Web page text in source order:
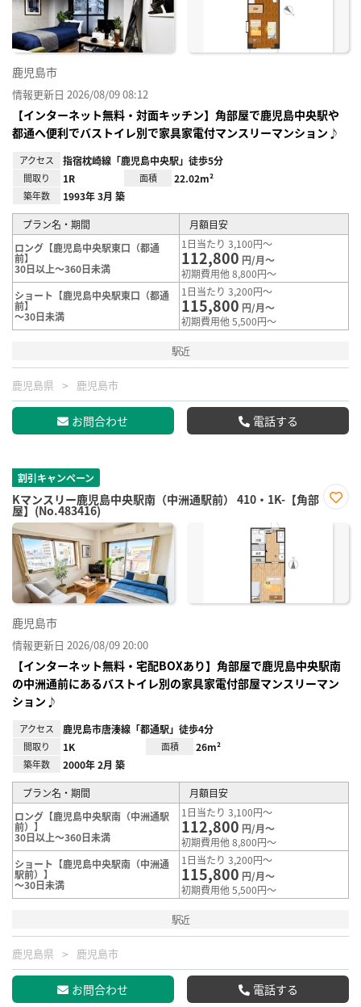
鹿児島市
情報更新日 2026/08/09 08:12
【インターネット無料・対面キッチン】角部屋で鹿児島中央駅や
都通へ便利でバストイレ別で家具家電付マンスリーマンション♪
アクセス 指宿枕崎線「鹿児島中央駅」徒歩5分
間取り 1R 面積 22.02m²
築年数 1993年 3月 築
プラン名・期間
月額目安
ロング【鹿児島中央駅東口（都通
前】
30日以上～360日未満
1日当たり 3,100円～
112,800 円/月～
初期費用他 8,800円～
ショート【鹿児島中央駅東口（都通
前】
～30日未満
1日当たり 3,200円～
115,800 円/月～
初期費用他 5,500円～
駅近
鹿児島県 鹿児島市
お問合わせ 電話する
割引キャンペーン
Kマンスリー鹿児島中央駅南（中洲通駅前） 410・1K-【角部
屋】(No.483416)
に入
鹿児島市
情報更新日 2026/08/09 20:00
【インターネット無料・宅配BOXあり】角部屋で鹿児島中央駅南
の中洲通前にあるバストイレ別の家具家電付部屋マンスリーマン
ション♪
アクセス 鹿児島市唐湊線「都通駅」徒歩4分
間取り 1K 面積 26m²
築年数 2000年 2月 築
プラン名・期間
月額目安
ロング【鹿児島中央駅南（中洲通駅
前）】
30日以上～360日未満
1日当たり 3,100円～
112,800 円/月～
初期費用他 8,800円～
ショート【鹿児島中央駅南（中洲通
駅前）】
～30日未満
1日当たり 3,200円～
115,800 円/月～
初期費用他 5,500円～
駅近
鹿児島県 鹿児島市
お問合わせ 電話する